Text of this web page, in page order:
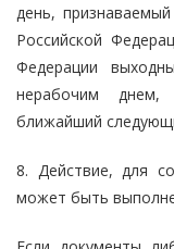
день,
Российской
Федерации
нерабочим днем,
ближайший
8. Действие, для
может быть